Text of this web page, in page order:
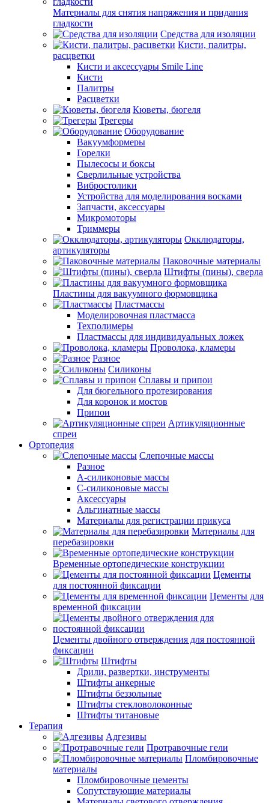
Материалы для снятия напряжения и придания
гладкости
Средства для изоляции
Кисти, палитры,
расцветки
Кисти и аксессуары Smile Line
Кисти
Палитры
Расцветки
Кюветы, бюгеля
Трегеры
Оборудование
Вакуумформеры
Горелки
Пылесосы и боксы
Сверлильные устройства
Вибростолики
Устройства для моделирования восками
Запчасти, аксессуары
Микромоторы
Триммеры
Окклюдаторы,
артикуляторы
Паковочные материалы
Штифты (пины), сверла
Пластины для вакуумного формовщика
Пластмассы
Моделировочная пластмасса
Техполимеры
Пластмассы для индивидуальных ложек
Проволока, кламеры
Разное
Силиконы
Сплавы и припои
Для бюгельного протезирования
Для коронок и мостов
Припои
Артикуляционные
спреи
Ортопедия
Слепочные массы
Разное
А-силиконовые массы
С-силиконовые массы
Аксессуары
Альгинатные массы
Материалы для регистрации прикуса
Материалы для
перебазировки
Временные ортопедические конструкции
Цементы
для постоянной фиксации
Цементы для
временной фиксации
Цементы двойного отверждения для постоянной
фиксации
Штифты
Дрили, развертки, инструменты
Штифты анкерные
Штифты беззольные
Штифты стекловолоконные
Штифты титановые
Терапия
Адгезивы
Протравочные гели
Пломбировочные
материалы
Пломбировочные цементы
Сопутствующие материалы